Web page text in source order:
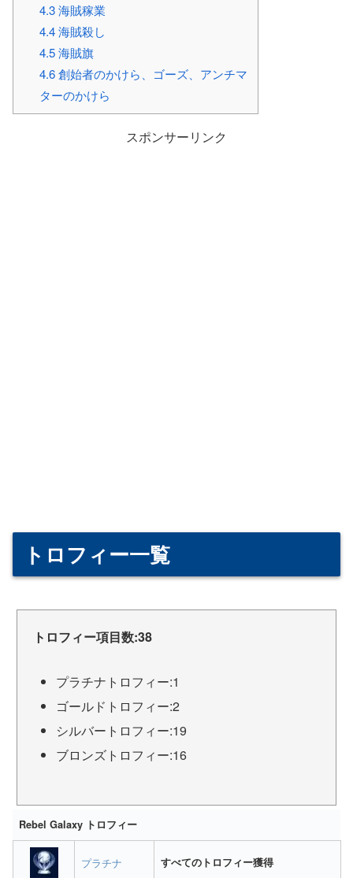
4.3海賊稼業
4.4海賊殺し
4.5海賊旗
4.6創始者のかけら、ゴーズ、アンチマ
ターのかけら
スポンサーリンク
トロフィー一覧
トロフィー項目数:38
プラチナトロフィー:1
ゴールドトロフィー:2
シルバートロフィー:19
ブロンズトロフィー:16
Rebel Galaxy トロフィー
プラチナ すべてのトロフィー獲得